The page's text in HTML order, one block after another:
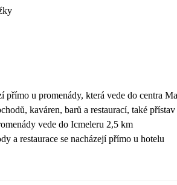
přímo u promenády, která vede do centra
kaváren, barů a restaurací, také přístav
vede do Icmeleru 2,5 km
a restaurace se nacházejí přímo u hotelu